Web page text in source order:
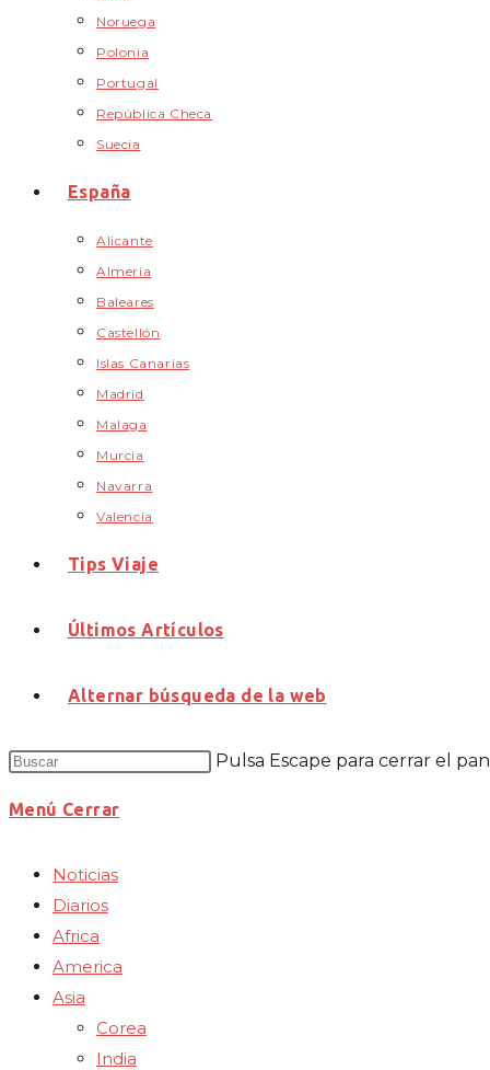
Noruega
Polonia
Portugal
República Checa
Suecia
España
Alicante
Almeria
Baleares
Castellón
Islas Canarias
Madrid
Malaga
Murcia
Navarra
Valencia
Tips Viaje
Últimos Artículos
Alternar búsqueda de la web
Pulsa Escape para cerrar el
Menú Cerrar
Noticias
Diarios
Africa
America
Asia
Corea
India